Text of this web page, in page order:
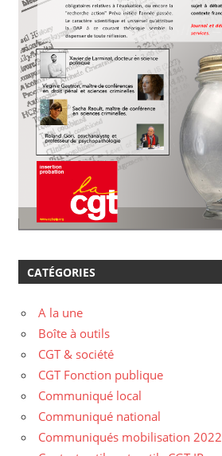
CATÉGORIES
A la une
Boîte à outils
CGT & société
CGT Fonction publique
Communiqué local
Communiqué national
Communiqués mobilisation 2022